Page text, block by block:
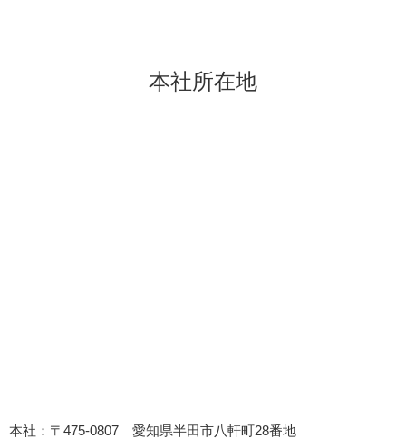
本社所在地
本社：〒475-0807 愛知県半田市八軒町28番地